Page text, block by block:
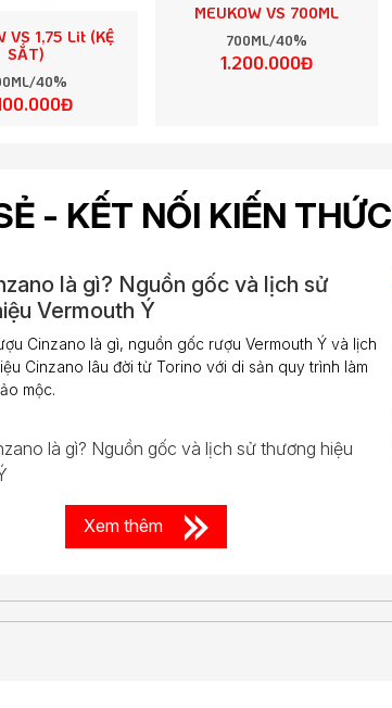
VS 1,75 Lit (KỆ
SẮT)
40%
MEUKOW VS 700ML
700ML/40%
1.200.000Đ
- KẾT NỐI KIẾN THỨC
là gì? Nguồn gốc và lịch sử
Vermouth Ý
Cinzano là gì, nguồn gốc rượu Vermouth Ý và lịch
Cinzano lâu đời từ Torino với di sản quy trình làm
mộc.
Xem thêm